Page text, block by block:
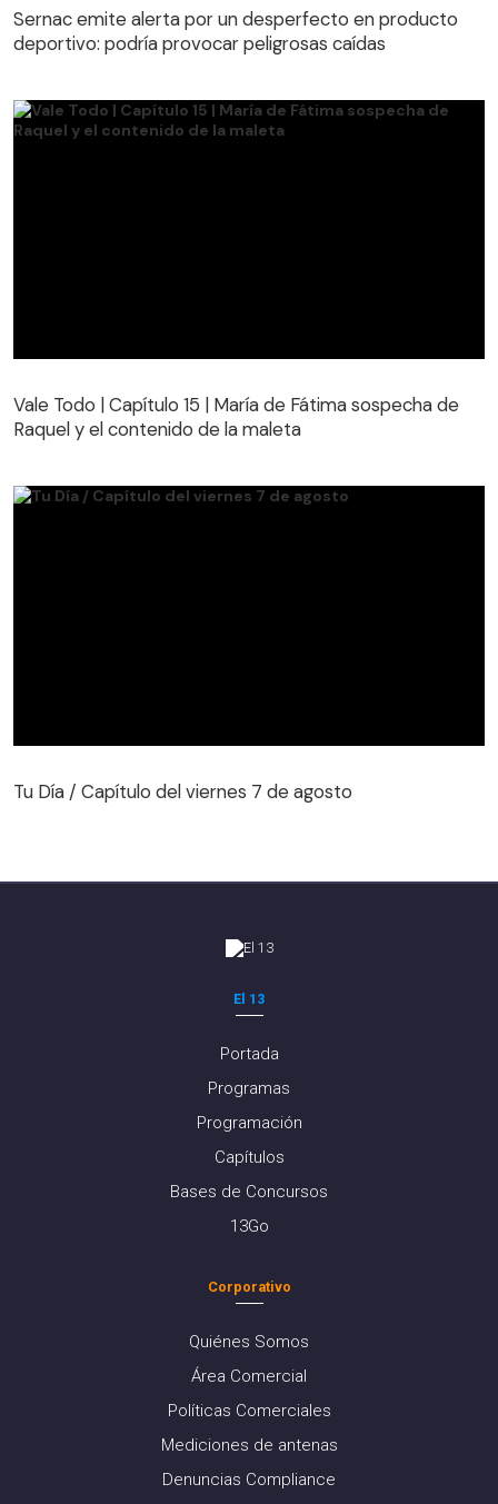
Sernac emite alerta por un desperfecto en producto
deportivo: podría provocar peligrosas caídas
Raquel y el contenido de la maleta
Vale Todo | Capítulo 15 | María de Fátima sospecha de
Raquel y el contenido de la maleta
Tu Día / Capítulo del viernes 7 de agosto
El 13
Portada
Programas
Programación
Capítulos
Bases de Concursos
13Go
Corporativo
Quiénes Somos
Área Comercial
Políticas Comerciales
Mediciones de antenas
Denuncias Compliance